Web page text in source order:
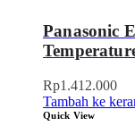
Panasonic
Rp1.412.000
Tambah ke
Quick View